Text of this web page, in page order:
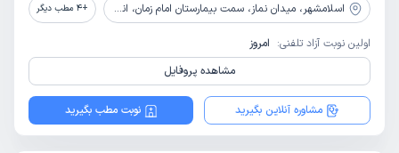
اسلامشهر، میدان نماز، سمت بیمارستان امام زمان، انتهای کوچه مدافعان سلامت سوم، جنب عمارت مجد، ساختمان کیان، طبقه 1، واحد2، مرکز مشاوره سجاد +
4 مطب دیگر
اولین نوبت آزاد تلفنی: امروز
مشاهده پروفایل
مشاوره آنلاین بگیرید نوبت مطب بگیرید